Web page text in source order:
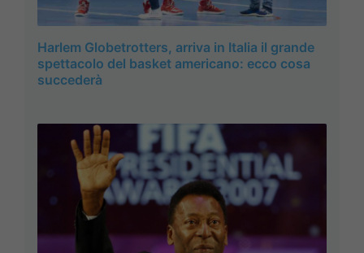
Harlem Globetrotters, arriva in Italia il grande
spettacolo del basket americano: ecco cosa
succederà